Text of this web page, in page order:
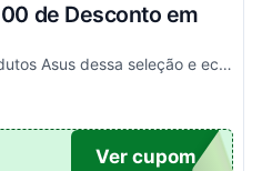
de Desconto em
Aproveite para comprar produtos Asus dessa seleção e economize! - E1504FA-NJ1287
100
Ver cupom